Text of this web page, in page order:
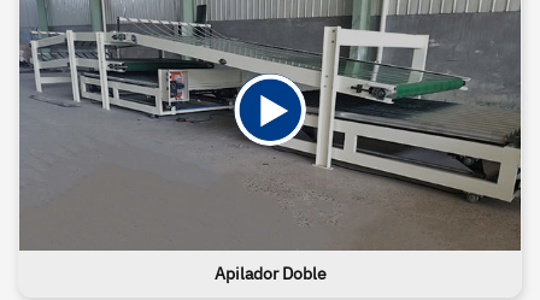
Apilador Doble